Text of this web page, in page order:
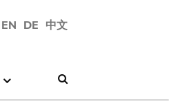
EN DE 中文